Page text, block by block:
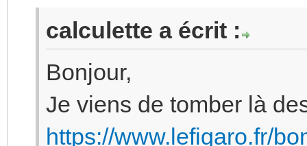
calculette a écrit :
Bonjour,
Je viens de tomber là
https://www.lefigaro.fr/